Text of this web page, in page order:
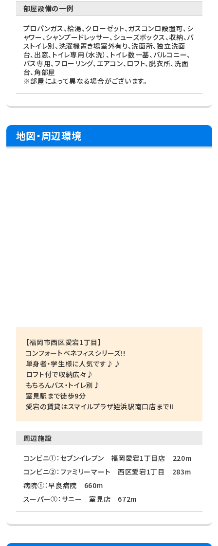
部屋設備の一例
プロパンガス、給湯、クローゼット、ガスコンロ設置可、シ
ャワー、シャンプードレッサー、シューズボックス、収納、バ
ストイレ別、洗濯機置き場室外有り、洗面所、独立洗面
台、出窓、トイレ専用（水洗）、トイレ数一基、バルコニー、
バス専用、フローリング、エアコン、ロフト、脱衣所、洗面
台、角部屋
※部屋によって異なる場合がございます。
地図・周辺環境
【福岡市西区愛宕1丁目】
コンフォートベネフィスシリーズ!!
単身者・学生様に人気です♪♪
ロフト付で収納広々♪
もちろんバス・トイレ別♪
室見駅まで徒歩9分
愛宕の賃貸はスマイルプラザ姪浜駅南口店まで!!
周辺施設
コンビニ①：セブンイレブン 福岡愛宕1丁目店 220m
コンビニ②：ファミリーマート 西区愛宕1丁目 283m
病院①：早良病院 660m
スーパー①：サニー 室見店 672m